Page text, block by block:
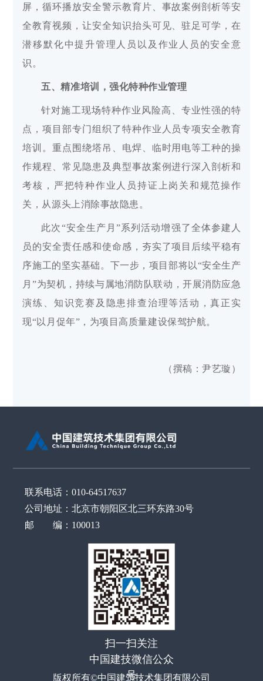
屏，循环播放安全警示教育片、事故案例剖析等安
全教育视频，让安全知识抬头可见、驻足可学，在
潜移默化中提升管理人员以及作业人员的安全意
识。
五、精准培训，强化特种作业管理
针对施工现场特种作业风险高、专业性强的特
点，项目部专门组织了特种作业人员专项安全教育
培训。重点围绕塔吊、电焊、临时用电等工种的操
作规程、常见隐患及典型事故案例进行深入剖析和
考核，严把特种作业人员持证上岗关和规范操作
关，从源头上消除事故隐患。
此次“安全生产月”系列活动增强了全体参建人
员的安全责任感和使命感，夯实了项目后续平稳有
序施工的坚实基础。下一步，项目部将以“安全生产
月”为契机，持续与属地消防队联动，开展消防应急
演练、知识竞赛及隐患排查治理等活动，真正实
现“以月促年”，为项目高质量建设保驾护航。
（撰稿：尹艺璇）
联系电话：010-64517637
公司地址：北京市朝阳区北三环东路30号
邮 编：100013
扫一扫关注
中国建技微信公众
号
版权所有©中国建筑技术集团有限公司